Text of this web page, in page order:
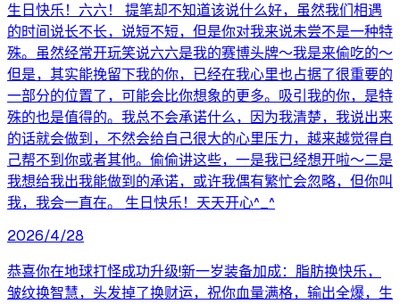
生日快乐！六六！ 提笔却不知道该说什么好，虽然我们相遇
的时间说长不长，说短不短，但是你对我来说未尝不是一种特
殊。虽然经常开玩笑说六六是我的赛博头牌～我是来偷吃的～
但是，其实能挽留下我的你，已经在我心里也占据了很重要的
一部分的位置了，可能会比你想象的更多。吸引我的你，是特
殊的也是值得的。我总不会承诺什么，因为我清楚，我说出来
的话就会做到，不然会给自己很大的心里压力，越来越觉得自
己帮不到你或者其他。偷偷讲这些，一是我已经想开啦～二是
我想给我出我能做到的承诺，或许我偶有繁忙会忽略，但你叫
我，我会一直在。 生日快乐！天天开心^_^
2026/4/28
恭喜你在地球打怪成功升级!新一岁装备加成：脂肪换快乐，
皱纹换智慧，头发掉了换财运，祝你血量满格，输出全爆，生